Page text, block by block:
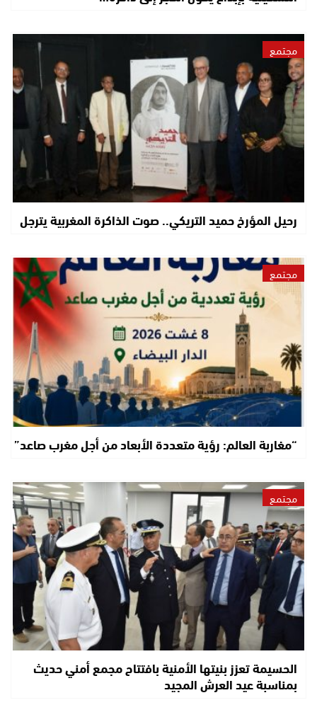
مجتمع
رحيل المؤرخ حميد التريكي.. صوت الذاكرة المغربية يترجل
مجتمع
“مغاربة العالم: رؤية متعددة الأبعاد من أجل مغرب صاعد”
مجتمع
الحسيمة تعزز بنيتها الأمنية بافتتاح مجمع أمني حديث
بمناسبة عيد العرش المجيد